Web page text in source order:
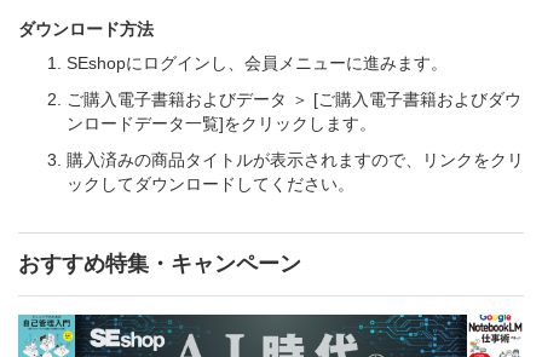
ダウンロード方法
SEshopにログインし、会員メニューに進みます。
ご購入電子書籍およびデータ ＞ [ご購入電子書籍およびダウ
ンロードデータ一覧]をクリックします。
購入済みの商品タイトルが表示されますので、リンクをクリ
ックしてダウンロードしてください。
おすすめ特集・キャンペーン